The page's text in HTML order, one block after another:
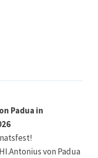
Padua in
von Padua